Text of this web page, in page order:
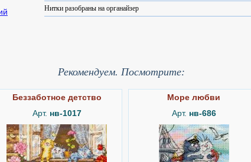
Нитки разобраны на органайзер
Рекомендуем. Посмотрите:
Беззаботное детство
Арт. нв-1017
Море любви
Арт. нв-686